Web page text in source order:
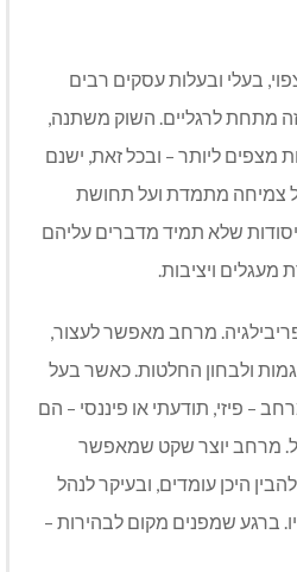
בעלי ובעלות עסקים רבים
מתחת לרגליים. השוק משתנה,
מצפים ליותר – ובכל זאת, ישנם
צמיחה מתמדת ועל תחושת
שלא תמיד מדברים עליהם
ויציבות.
מרחב מאפשר לעצור,
ולבחון החלטות. כאשר בעל
– פיזי, תודעתי או פיננסי – הם
מרחב יוצר שקט שמאפשר
היכן עומדים, ובעיקר לנהל
ברגע שמפנים מקום לבהירות –